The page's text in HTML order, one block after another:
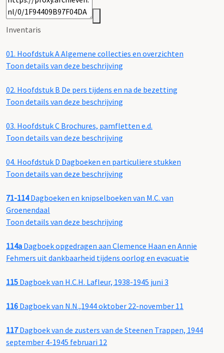
Inventaris
01. Hoofdstuk A Algemene collecties en overzichten
Toon details van deze beschrijving
02. Hoofdstuk B De pers tijdens en na de bezetting
Toon details van deze beschrijving
03. Hoofdstuk C Brochures, pamfletten e.d.
Toon details van deze beschrijving
04. Hoofdstuk D Dagboeken en particuliere stukken
Toon details van deze beschrijving
71-114Dagboeken en knipselboeken van M.C. van
Groenendaal
Toon details van deze beschrijving
114a Dagboek opgedragen aan Clemence Haan en Annie
Fehmers uit dankbaarheid tijdens oorlog en evacuatie
115 Dagboek van H.C.H. Lafleur, 1938-1945 juni 3
116 Dagboek van N.N.,1944 oktober 22-november 11
117Dagboek van de zusters van de Steenen Trappen, 1944
september 4-1945 februari 12